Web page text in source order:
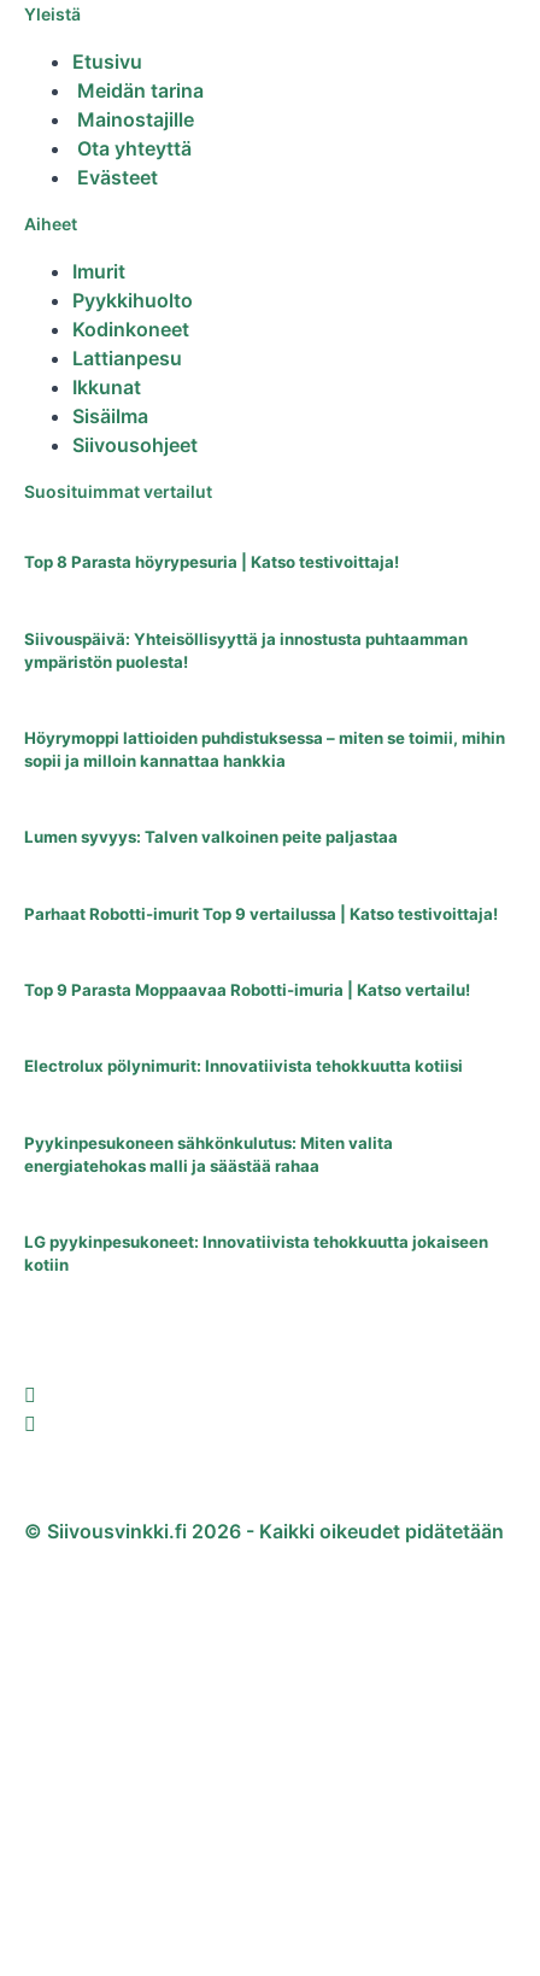
Yleistä
Etusivu
Meidän tarina
Mainostajille
Ota yhteyttä
Evästeet
Aiheet
Imurit
Pyykkihuolto
Kodinkoneet
Lattianpesu
Ikkunat
Sisäilma
Siivousohjeet
Suosituimmat vertailut
Top 8 Parasta höyrypesuria | Katso testivoittaja!
Siivouspäivä: Yhteisöllisyyttä ja innostusta puhtaamman
ympäristön puolesta!
Höyrymoppi lattioiden puhdistuksessa – miten se toimii, mihin
sopii ja milloin kannattaa hankkia
Lumen syvyys: Talven valkoinen peite paljastaa
Parhaat Robotti-imurit Top 9 vertailussa | Katso testivoittaja!
Top 9 Parasta Moppaavaa Robotti-imuria | Katso vertailu!
Electrolux pölynimurit: Innovatiivista tehokkuutta kotiisi
Pyykinpesukoneen sähkönkulutus: Miten valita
energiatehokas malli ja säästää rahaa
LG pyykinpesukoneet: Innovatiivista tehokkuutta jokaiseen
kotiin
© Siivousvinkki.fi 2026 - Kaikki oikeudet pidätetään